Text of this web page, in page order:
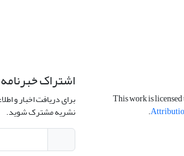
This work is
.
اشتراک خبرنامه
برای دریافت اخبار و
نشریه مشترک شوید.